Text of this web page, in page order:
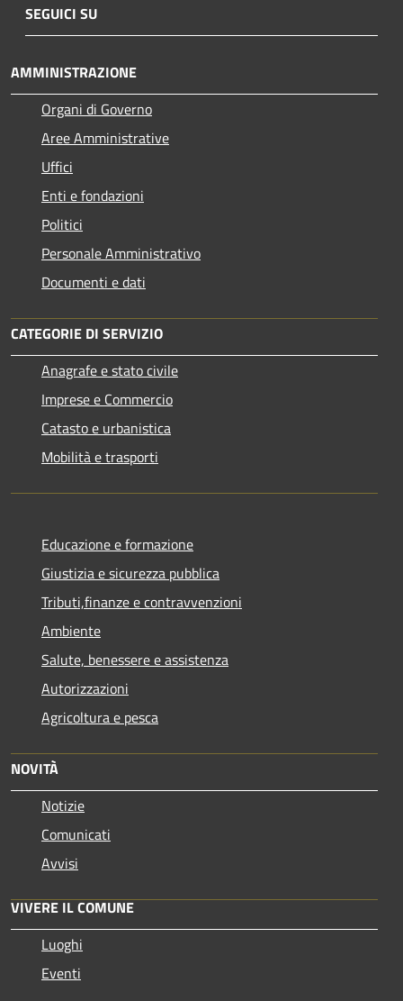
SEGUICI SU
AMMINISTRAZIONE
Organi di Governo
Aree Amministrative
Uffici
Enti e fondazioni
Politici
Personale Amministrativo
Documenti e dati
CATEGORIE DI SERVIZIO
Anagrafe e stato civile
Imprese e Commercio
Catasto e urbanistica
Mobilità e trasporti
Educazione e formazione
Giustizia e sicurezza pubblica
Tributi,finanze e contravvenzioni
Ambiente
Salute, benessere e assistenza
Autorizzazioni
Agricoltura e pesca
NOVITÀ
Notizie
Comunicati
Avvisi
VIVERE IL COMUNE
Luoghi
Eventi